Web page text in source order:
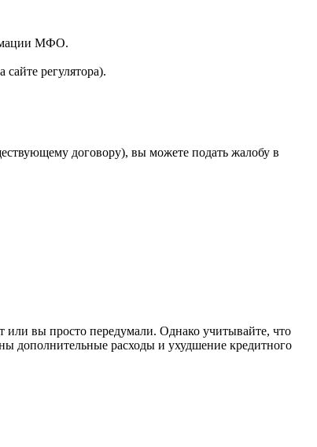
МФО.
регулятора).
договору), вы можете подать жалобу в
или вы просто передумали. Однако учитывайте, что
дополнительные расходы и ухудшение кредитного